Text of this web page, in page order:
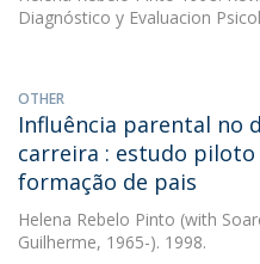
Diagnóstico y Evaluacion
OTHER
Influência parental no
carreira : estudo piloto
formação de pais
Helena Rebelo Pinto (with
Guilherme, 1965-). 1998.